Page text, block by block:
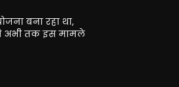
बना रहा था,
अभी तक इस मामले